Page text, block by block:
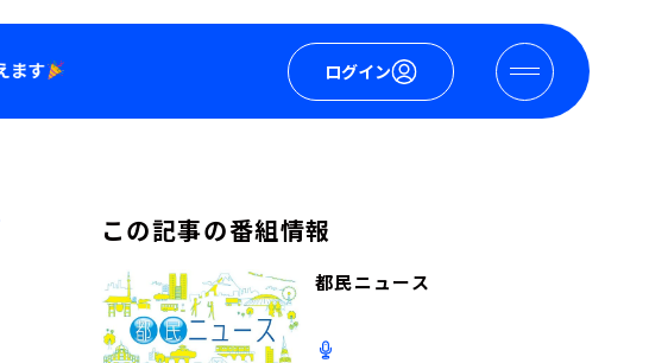
ログイン
この記事の番組情報
都民ニュース